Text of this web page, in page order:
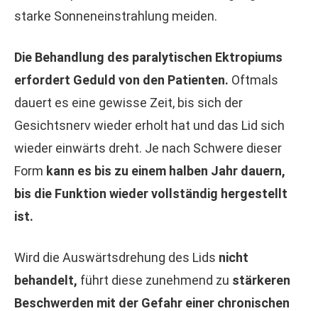
starke Sonneneinstrahlung meiden.
Die Behandlung des paralytischen Ektropiums
erfordert Geduld von den Patienten. Oftmals
dauert es eine gewisse Zeit, bis sich der
Gesichtsnerv wieder erholt hat und das Lid sich
wieder einwärts dreht. Je nach Schwere dieser
Form kann es bis zu einem halben Jahr dauern,
bis die Funktion wieder vollständig hergestellt
ist.
Wird die Auswärtsdrehung des Lids nicht
behandelt, führt diese zunehmend zu stärkeren
Beschwerden mit der Gefahr einer chronischen